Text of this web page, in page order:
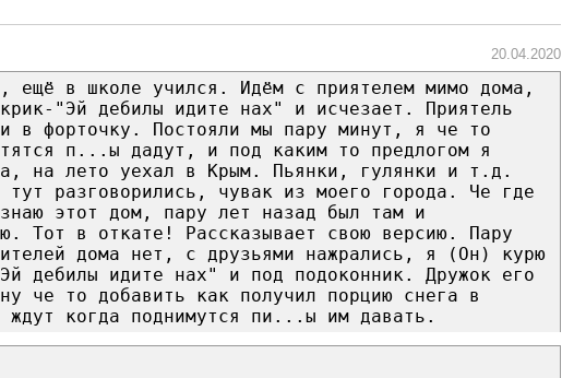
20.04.2020
ещё в школе учился. Идём с приятелем мимо дома,
"Эй дебилы идите нах" и исчезает. Приятель
и в форточку. Постояли мы пару минут, я че то
п...ы дадут, и под каким то предлогом я
на лето уехал в Крым. Пьянки, гулянки и т.д.
разговорились, чувак из моего города. Че где
этот дом, пару лет назад был там и
Тот в откате! Рассказывает свою версию. Пару
дома нет, с друзьями нажрались, я (Он) курю
дебилы идите нах" и под подоконник. Дружок его
че то добавить как получил порцию снега в
когда поднимутся пи...ы им давать.